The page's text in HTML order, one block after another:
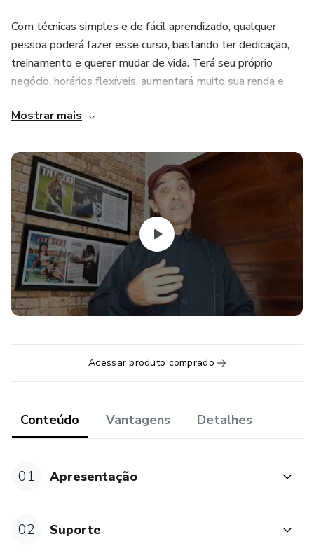
Com técnicas simples e de fácil aprendizado, qualquer
pessoa poderá fazer esse curso, bastando ter dedicação,
treinamento e querer mudar de vida. Terá seu próprio
negócio, horários flexíveis, aumentará muito sua renda e
pessoa, cada qual com sua dedicação!
Mostrar mais
Acessar produto comprado
Conteúdo Vantagens Detalhes
01 Apresentação
02 Suporte